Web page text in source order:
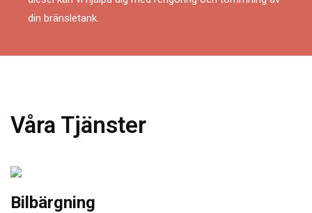
din bränsletank.
Våra Tjänster
Bilbärgning